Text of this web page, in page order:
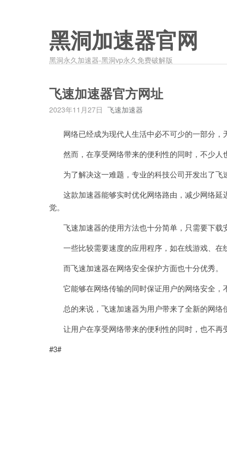
黑洞加速器官网
黑洞永久加速器-黑洞vp永久免费破解版
飞速加速器官方网址
2023年11月27日 飞速加速器
网络已经成为现代人生活中必不可少的一部分，
然而，在享受网络带来的便利性的同时，不少人
为了解决这一难题，专业的科技公司开发出了飞
这款加速器能够实时优化网络路由，减少网络延
觉。
飞速加速器的使用方法也十分简单，只需要下载
一些比较需要速度的应用程序，如在线游戏、在
而飞速加速器在网络安全保护方面也十分优秀。
它能够在网络传输的同时保证用户的网络安全，
总的来说，飞速加速器为用户带来了全新的网络
让用户在享受网络带来的便利性的同时，也不再
#3#